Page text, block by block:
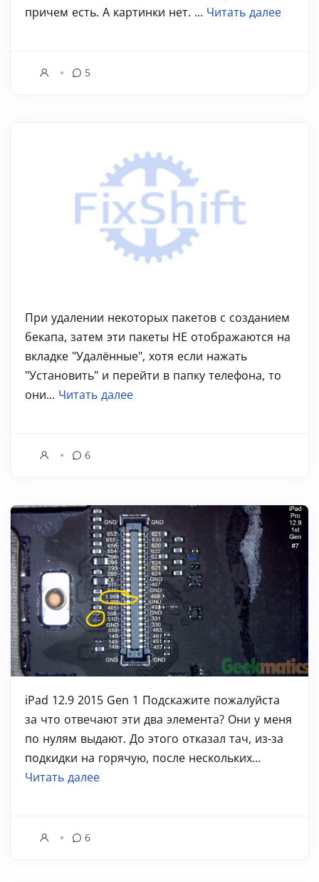
причем есть. А картинки нет. ... Читать далее
5
При удалении некоторых пакетов с созданием
бекапа, затем эти пакеты НЕ отображаются на
вкладке "Удалённые", хотя если нажать
"Установить" и перейти в папку телефона, то
они... Читать далее
6
iPad 12.9 2015 Gen 1 Подскажите пожалуйста
за что отвечают эти два элемента? Они у меня
по нулям выдают. До этого отказал тач, из-за
подкидки на горячую, после нескольких...
Читать далее
6